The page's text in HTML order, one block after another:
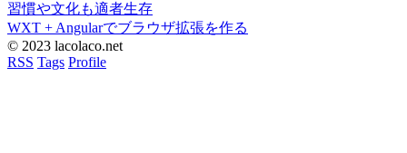
習慣や文化も適者生存
WXT + Angularでブラウザ拡張を作る
© 2023 lacolaco.net
RSS Tags Profile